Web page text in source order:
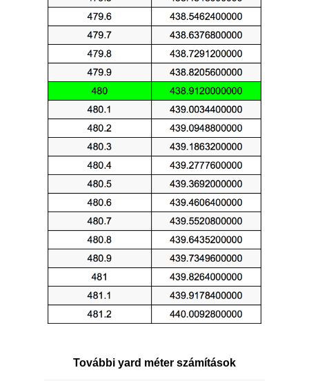
További yard méter számítások